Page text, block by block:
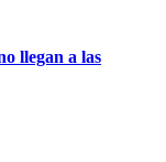
llegan a las